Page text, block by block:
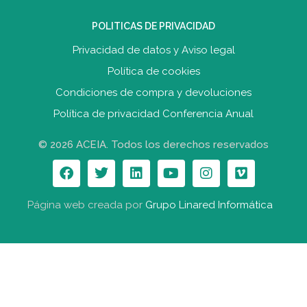
POLITICAS DE PRIVACIDAD
Privacidad de datos y Aviso legal
Política de cookies
Condiciones de compra y devoluciones
Política de privacidad Conferencia Anual
© 2026 ACEIA. Todos los derechos reservados
Página web creada por Grupo Linared Informática